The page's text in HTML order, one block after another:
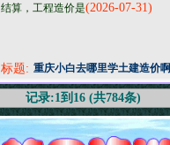
结算，工程造价是(2026-07-31)
标题: 重庆小白去哪里学土建造价
久呢
记录:1到16 (共784条)